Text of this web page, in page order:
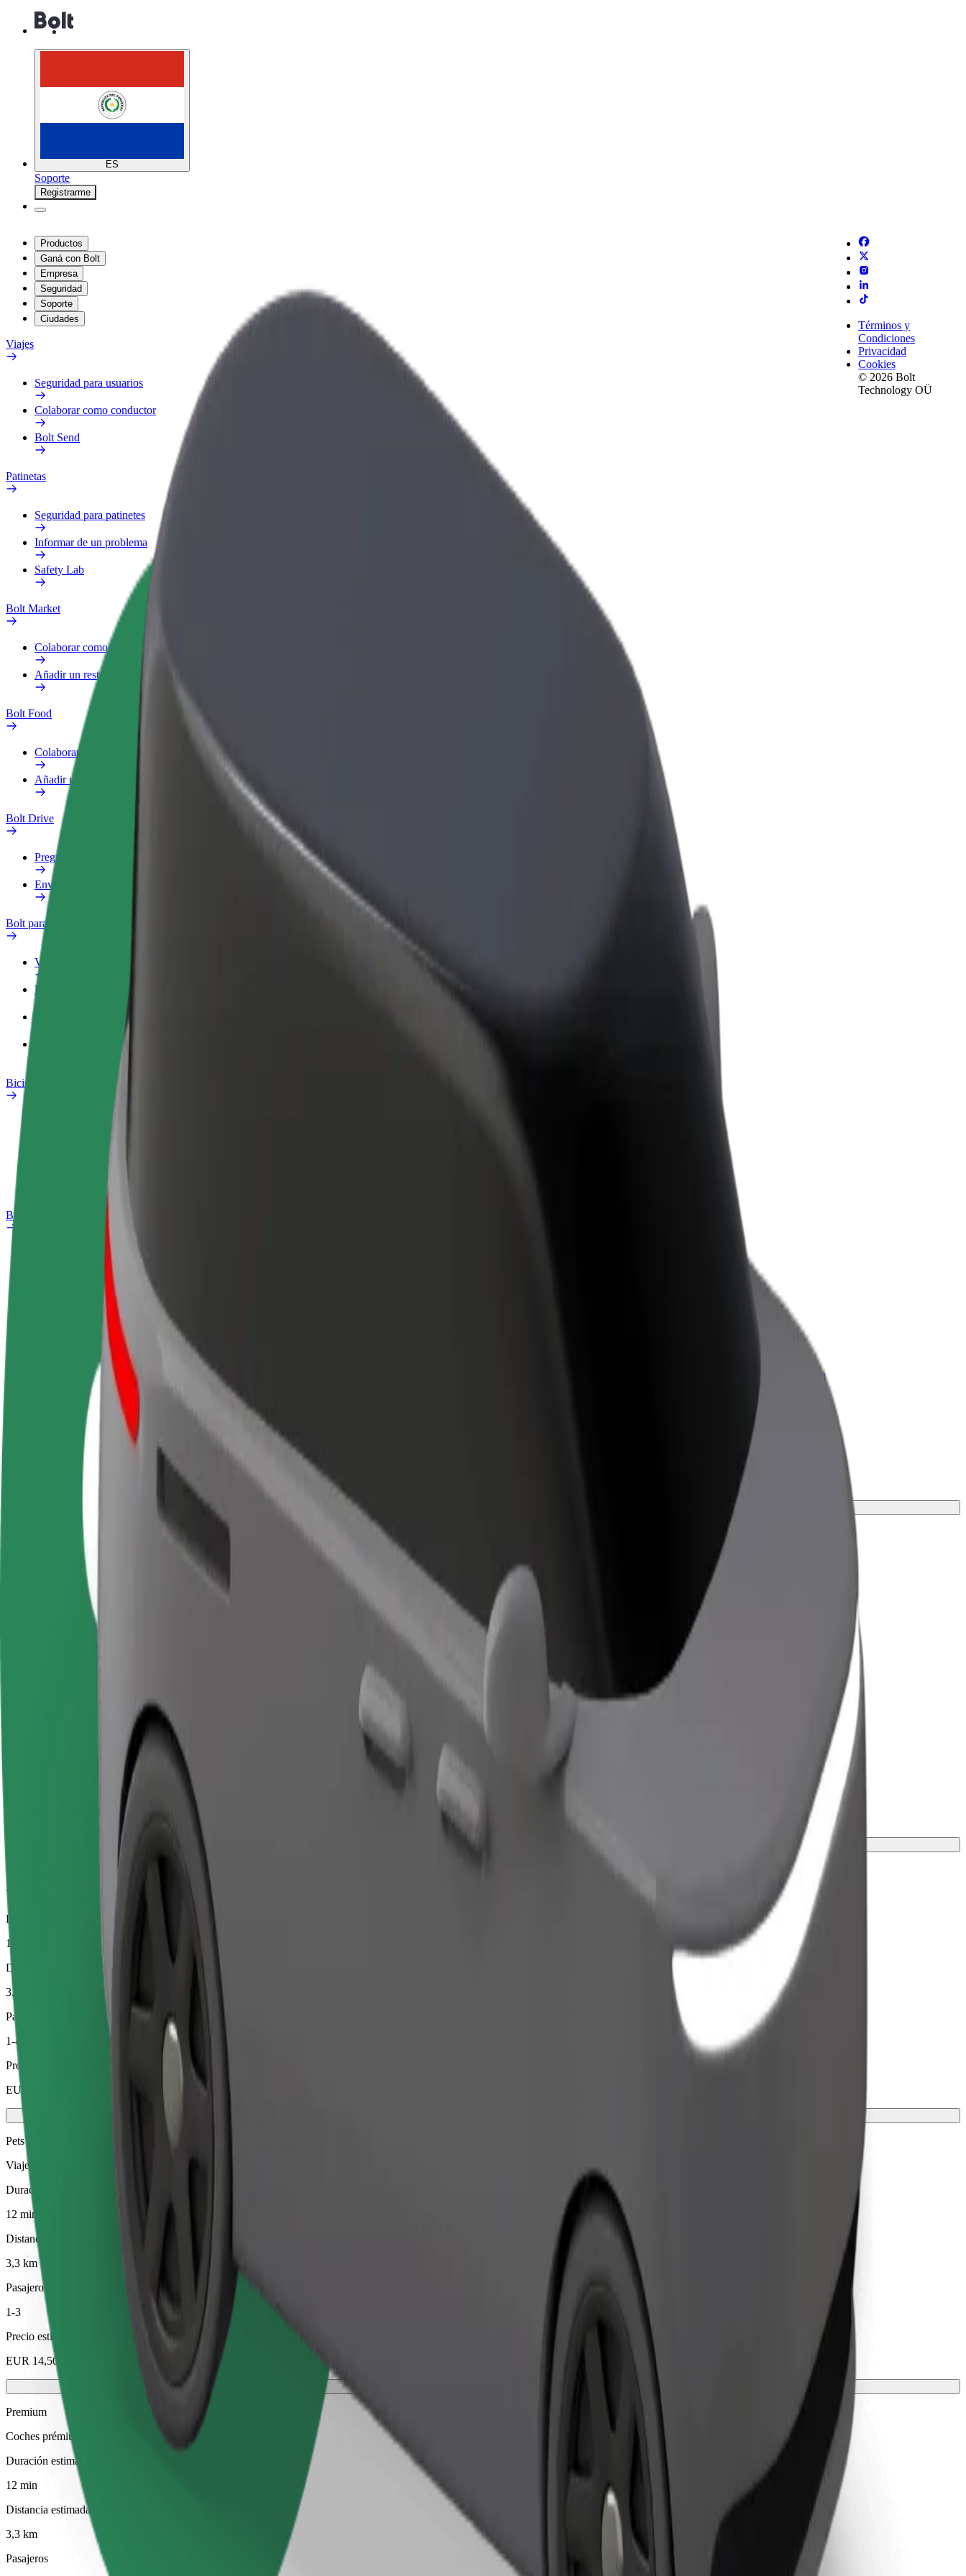
ES
Soporte
Registrarme
Productos
Ganá con Bolt
Empresa
Seguridad
Soporte
Ciudades
Viajes
Seguridad para usuarios
Colaborar como conductor
Bolt Send
Patinetas
Seguridad para patinetes
Informar de un problema
Safety Lab
Bolt Market
Colaborar como repartidor
Añadir un restaurante o tienda
Bolt Food
Colaborar como repartidor
Añadir un restaurante o tienda
Bolt Drive
Preguntas frecuentes
Enviar aviso sobre un vehículo
Bolt para empresas
Ventajas
Perfil de trabajo
Bolt Food para empresas
Bicis
Informar de un problema
Preguntas frecuentes
Bolt Plus
Preguntas frecuentes
Colaborar como conductor
Gana dinero colaborando
Colaborar como repartidor
Repartí comida y cobrá todas las
semanas
Productos y servicios de Bolt adaptados a
Términos y
Condiciones
Privacidad
Cookies
© 2026 Bolt
Technology OÜ
Cómo ir de Valamar Lacroma Dubrovnik a Hotel Lero
¿Buscás la mejor forma de ir de Valamar Lacroma Dubrovnik a Hotel Lero? Explorá nuestros servicios y encontrá la opción perfecta para tu viaje.
Valamar Lacroma Dubrovnik
Hotel Lero
Comodidad y confort a un botón de distancia
Viajes fiables en coches estándar de tamaño medio.
Pedir viaje
Comfort
Viajes en coches con más espacio para equipaje y para estirar las piernas
Duración estimada del viaje
12 min
Distancia estimada
3,3 km
Pasajeros
1-4
Precio estimado
EUR 9,80
Pets
Viajes para ti y tu mascota. Los perros deben llevar bozal, los animales pequeños deben ir en transportín y los asientos deben protegerse con una manta o funda.
Duración estimada del viaje
12 min
Distancia estimada
3,3 km
Pasajeros
1-3
Precio estimado
EUR 14,50
Premium
Coches prémium de tamaño medio con extras de alta gama
Duración estimada del viaje
12 min
Distancia estimada
3,3 km
Pasajeros